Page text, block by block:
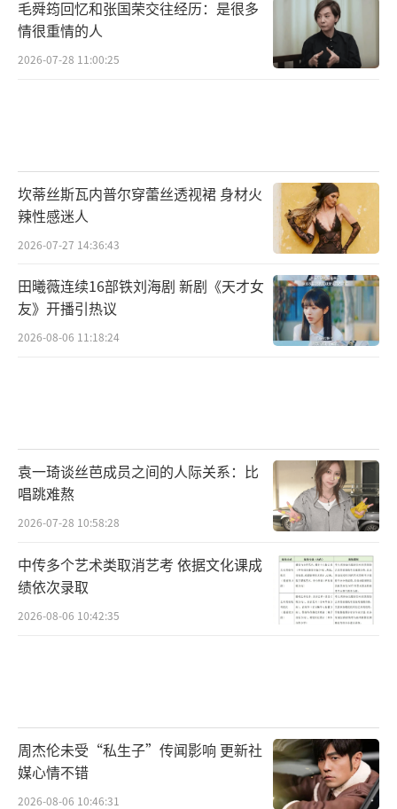
毛舜筠回忆和张国荣交往经历：是很多
情很重情的人
2026-07-28 11:00:25
坎蒂丝斯瓦内普尔穿蕾丝透视裙 身材火
辣性感迷人
2026-07-27 14:36:43
田曦薇连续16部铁刘海剧 新剧《天才女
友》开播引热议
2026-08-06 11:18:24
袁一琦谈丝芭成员之间的人际关系：比
唱跳难熬
2026-07-28 10:58:28
中传多个艺术类取消艺考 依据文化课成
绩依次录取
2026-08-06 10:42:35
周杰伦未受“私生子”传闻影响 更新社
媒心情不错
2026-08-06 10:46:31